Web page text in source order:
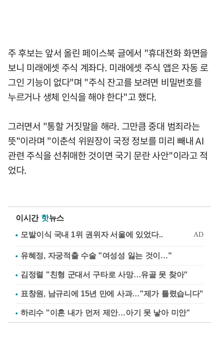
주 후보는 앞서 올린 페이스북 글에서 "휴대전화 화면을
보니 미래에셋 주식 계좌다. 미래에셋 주식 앱은 자동 로
그인 기능이 없다"며 "주식 잔고를 보려면 비밀번호를
누르거나 생체 인식을 해야 한다"고 했다.
그러면서 "통할 거짓말을 해라. 그만큼 중대 범죄라는
뜻"이라며 "이춘석 위원장이 국정 정보를 미리 빼내 AI
관련 주식을 선취매한 것이면 국기 문란 사안"이라고 적
었다.
이시간 핫뉴스
유혜정, 자궁적출 수술 "여성성 잃는 것이…"
김정렬 "친형 군대서 구타로 사망…유골 못 찾아"
표창원, 남규리에 15년 만에 사과…"제가 틀렸습니다"
하리수 "이혼 내가 먼저 제안…아기 못 낳아 미안"